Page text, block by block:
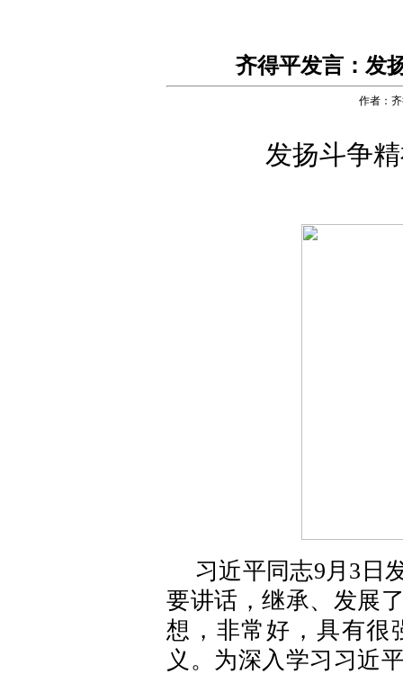
齐得平发言：发
作者：
发扬斗争
习近平同志9月3日
要讲话，继承、发展
想，非常好，具有很
义。为深入学习习近